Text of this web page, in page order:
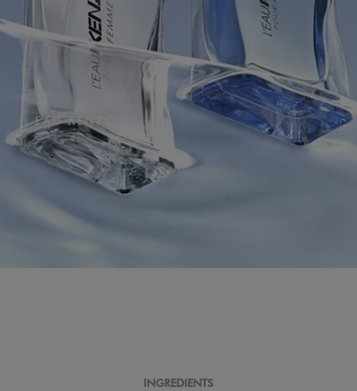
EAU KENZO
INGREDIENTS